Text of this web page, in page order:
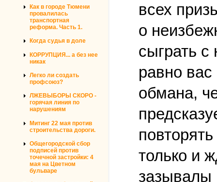
Как в городе Тюмени
провалилась
транспортная
реформа. Часть 1.
Когда судья в доле
КОРРУПЦИЯ... а без нее
никак
Легко ли создать
профсоюз?
ЛЖЕВЫБОРЫ СКОРО -
горячая линия по
нарушениям
Митинг 22 мая против
строительства дороги.
Общегородской сбор
подписей против
точечной застройки: 4
мая на Цветном
бульваре
всех
о
сыграть
равно
обмана,
только и
зазывалы